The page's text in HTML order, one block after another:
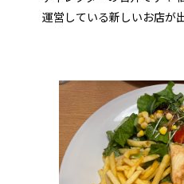
運営している新しいお店が